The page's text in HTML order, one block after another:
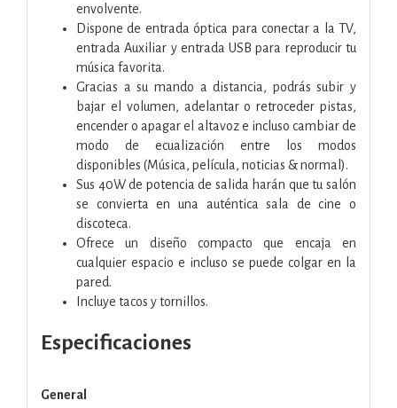
envolvente.
Dispone de entrada óptica para conectar a la TV,
entrada Auxiliar y entrada USB para reproducir tu
música favorita.
Gracias a su mando a distancia, podrás subir y
bajar el volumen, adelantar o retroceder pistas,
encender o apagar el altavoz e incluso cambiar de
modo de ecualización entre los modos
disponibles (Música, película, noticias & normal).
Sus 40W de potencia de salida harán que tu salón
se convierta en una auténtica sala de cine o
discoteca.
Ofrece un diseño compacto que encaja en
cualquier espacio e incluso se puede colgar en la
pared.
Incluye tacos y tornillos.
Especificaciones
General